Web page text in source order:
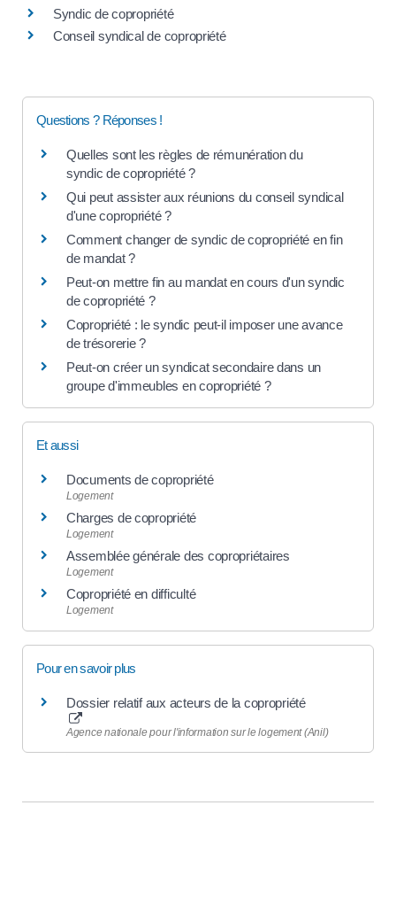
Syndic de copropriété
Conseil syndical de copropriété
Questions ? Réponses !
Quelles sont les règles de rémunération du
syndic de copropriété ?
Qui peut assister aux réunions du conseil syndical
d'une copropriété ?
Comment changer de syndic de copropriété en fin
de mandat ?
Peut-on mettre fin au mandat en cours d'un syndic
de copropriété ?
Copropriété : le syndic peut-il imposer une avance
de trésorerie ?
Peut-on créer un syndicat secondaire dans un
groupe d'immeubles en copropriété ?
Et aussi
Documents de copropriété
Logement
Charges de copropriété
Logement
Assemblée générale des copropriétaires
Logement
Copropriété en difficulté
Logement
Pour en savoir plus
Dossier relatif aux acteurs de la copropriété
Agence nationale pour l'information sur le logement (Anil)